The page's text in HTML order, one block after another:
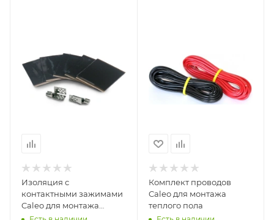
Изоляция с
контактными зажимами
Caleo для монтажа
пленочного теплого
Комплект проводов
Caleo для монтажа
теплого пола